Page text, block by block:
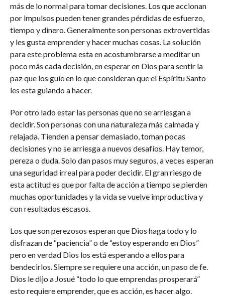
más de lo normal para tomar decisiones. Los que accionan
por impulsos pueden tener grandes pérdidas de esfuerzo,
tiempo y dinero. Generalmente son personas extrovertidas
y les gusta emprender y hacer muchas cosas. La solución
para este problema esta en acostumbrarse a meditar un
poco más cada decisión, en esperar en Dios para sentir la
paz que los guíe en lo que consideran que el Espíritu Santo
les esta guiando a hacer.
Por otro lado estar las personas que no se arriesgan a
decidir. Son personas con una naturaleza más calmada y
relajada. Tienden a pensar demasiado, toman pocas
decisiones y no se arriesga a nuevos desafíos. Hay temor,
pereza o duda. Solo dan pasos muy seguros, a veces esperan
una seguridad irreal para poder decidir. El gran riesgo de
esta actitud es que por falta de acción a tiempo se pierden
muchas oportunidades y la vida se vuelve improductiva y
con resultados escasos.
Los que son perezosos esperan que Dios haga todo y lo
disfrazan de “paciencia” o de “estoy esperando en Dios”
pero en verdad Dios los está esperando a ellos para
bendecirlos. Siempre se requiere una acción, un paso de fe.
Dios le dijo a Josué “todo lo que emprendas prosperará”
esto requiere emprender, que es acción, es hacer algo.